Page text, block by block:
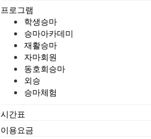
프로그램
학생승마
승마아카데미
재활승마
자마회원
동호회승마
외승
승마체험
시간표
이용요금